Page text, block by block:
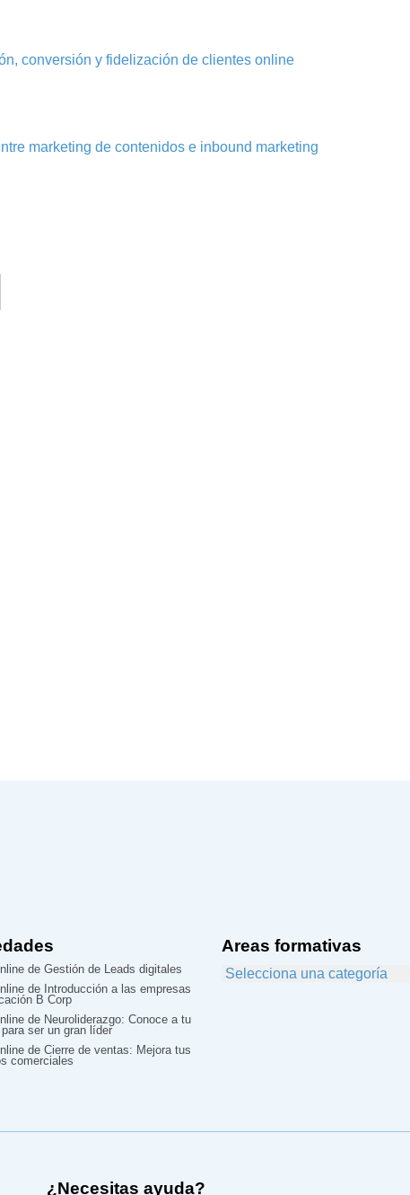
conversión y fidelización de clientes online
marketing de contenidos e inbound marketing
de Gestión de Leads digitales
de Introducción a las empresas
B Corp
de Neuroliderazgo: Conoce a tu
ser un gran líder
de Cierre de ventas: Mejora tus
comerciales
Areas formativas
¿Necesitas ayuda?